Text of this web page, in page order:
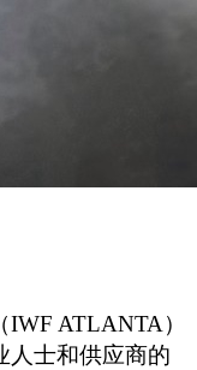
ATLANTA）
人士和供应商的